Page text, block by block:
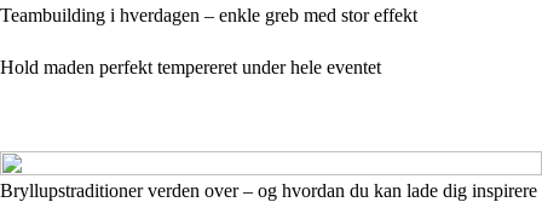
Teambuilding i hverdagen – enkle greb med stor effekt
Hold maden perfekt tempereret under hele eventet
Bryllupstraditioner verden over – og hvordan du kan lade dig inspirere